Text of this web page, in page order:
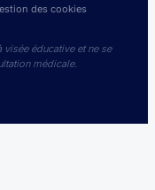
des cookies
éducative et ne se
médicale.